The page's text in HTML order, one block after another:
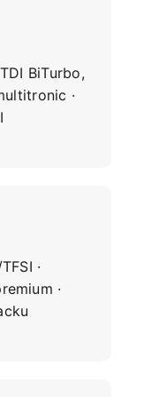
BiTurbo,
·
·
·